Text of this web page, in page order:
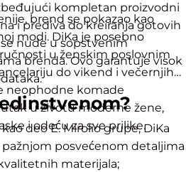
kompletan proizvodni
i prediva do kreiranja gotovih
nude u sopstvenim
brenda. Ovo garantuje visok
brend se pokazao kao
modi. DiKa je posebno
u ženskim poslovnim
do vikend i večernjih
neophodne komade
u životu moderne žene,
i odeću za sve prilike.
deo E. Mirolio grupe, DiKa
posvećenom detaljima
materijala;